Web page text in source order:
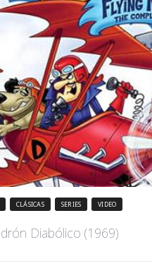
CLÁSICAS SERIES VIDEO
Diabólico (1969)